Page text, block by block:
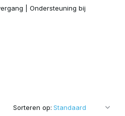
| Ondersteuning bij
Sorteren op: